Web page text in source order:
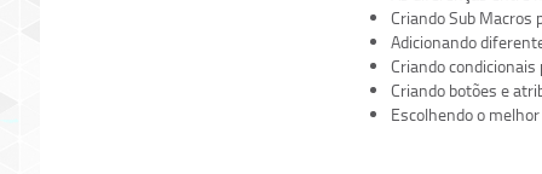
Criando Sub Macros
Adicionando
Criando condicionais
Criando botões e
Escolhendo o